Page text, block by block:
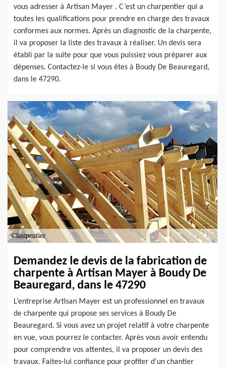
vous adresser à Artisan Mayer . C’est un charpentier qui a
toutes les qualifications pour prendre en charge des travaux
conformes aux normes. Après un diagnostic de la charpente,
il va proposer la liste des travaux à réaliser. Un devis sera
établi par la suite pour que vous puissiez vous préparer aux
dépenses. Contactez-le si vous êtes à Boudy De Beauregard,
dans le 47290.
Demandez le devis de la fabrication de
charpente à Artisan Mayer à Boudy De
Beauregard, dans le 47290
L’entreprise Artisan Mayer est un professionnel en travaux
de charpente qui propose ses services à Boudy De
Beauregard. Si vous avez un projet relatif à votre charpente
en vue, vous pourrez le contacter. Après vous avoir entendu
pour comprendre vos attentes, il va proposer un devis des
travaux. Faites-lui confiance pour profiter d’un chantier